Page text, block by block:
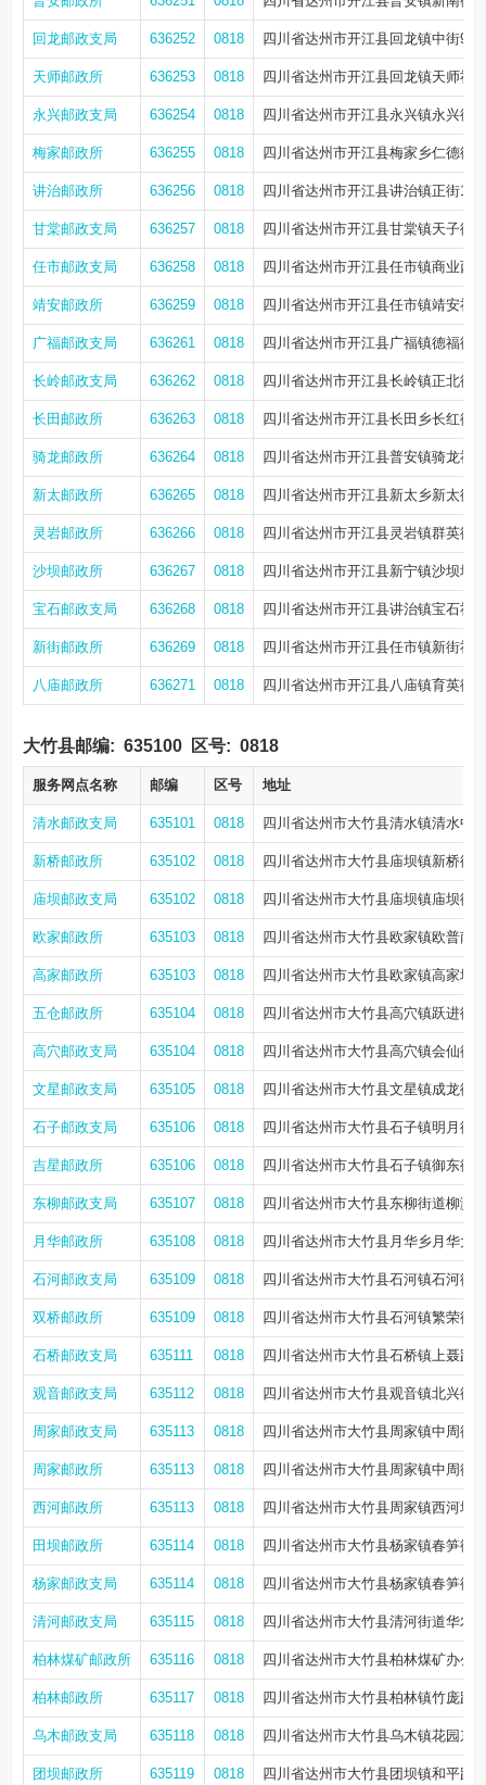
回龙邮政支局 636252 0818 四川省达州市开江县回龙镇中街9号
天师邮政所 636253 0818 四川省达州市开江县回龙镇天师社
永兴邮政支局 636254 0818 四川省达州市开江县永兴镇永兴街
梅家邮政所 636255 0818 四川省达州市开江县梅家乡仁德街
讲治邮政所 636256 0818 四川省达州市开江县讲治镇正街
甘棠邮政支局 636257 0818 四川省达州市开江县甘棠镇天子街
任市邮政支局 636258 0818 四川省达州市开江县任市镇商业西
靖安邮政所 636259 0818 四川省达州市开江县任市镇靖安社
广福邮政支局 636261 0818 四川省达州市开江县广福镇德福街
长岭邮政支局 636262 0818 四川省达州市开江县长岭镇正北街
长田邮政所 636263 0818 四川省达州市开江县长田乡长红街
骑龙邮政所 636264 0818 四川省达州市开江县普安镇骑龙社
新太邮政所 636265 0818 四川省达州市开江县新太乡新太街
灵岩邮政所 636266 0818 四川省达州市开江县灵岩镇群英街
沙坝邮政所 636267 0818 四川省达州市开江县新宁镇沙坝场
宝石邮政支局 636268 0818 四川省达州市开江县讲治镇宝石社
新街邮政所 636269 0818 四川省达州市开江县任市镇新街社
八庙邮政所 636271 0818 四川省达州市开江县八庙镇育英街
大竹县邮编: 635100 区号: 0818
服务网点名称 邮编 区号 地址
清水邮政支局 635101 0818 四川省达州市大竹县清水镇清水中
新桥邮政所 635102 0818 四川省达州市大竹县庙坝镇新桥街
庙坝邮政支局 635102 0818 四川省达州市大竹县庙坝镇庙坝街
欧家邮政所 635103 0818 四川省达州市大竹县欧家镇欧普南
高家邮政所 635103 0818 四川省达州市大竹县欧家镇高家场
五仓邮政所 635104 0818 四川省达州市大竹县高穴镇跃进街
高穴邮政支局 635104 0818 四川省达州市大竹县高穴镇会仙街
文星邮政支局 635105 0818 四川省达州市大竹县文星镇成龙街
石子邮政支局 635106 0818 四川省达州市大竹县石子镇明月街
吉星邮政所 635106 0818 四川省达州市大竹县石子镇御东街
东柳邮政支局 635107 0818 四川省达州市大竹县东柳街道柳滨
月华邮政所 635108 0818 四川省达州市大竹县月华乡月华大
石河邮政支局 635109 0818 四川省达州市大竹县石河镇石河街
双桥邮政所 635109 0818 四川省达州市大竹县石河镇繁荣街
石桥邮政支局 635111 0818 四川省达州市大竹县石桥镇上聂路
观音邮政支局 635112 0818 四川省达州市大竹县观音镇北兴街
周家邮政支局 635113 0818 四川省达州市大竹县周家镇中周街
周家邮政所 635113 0818 四川省达州市大竹县周家镇中周街
西河邮政所 635113 0818 四川省达州市大竹县周家镇西河场
田坝邮政所 635114 0818 四川省达州市大竹县杨家镇春笋街
杨家邮政支局 635114 0818 四川省达州市大竹县杨家镇春笋街
清河邮政支局 635115 0818 四川省达州市大竹县清河街道华农
柏林煤矿邮政所 635116 0818 四川省达州市大竹县柏林煤矿办公
柏林邮政所 635117 0818 四川省达州市大竹县柏林镇竹庞路
乌木邮政支局 635118 0818 四川省达州市大竹县乌木镇花园东
团坝邮政所 635119 0818 四川省达州市大竹县团坝镇和平路